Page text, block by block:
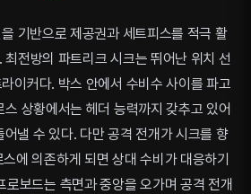
기반으로 제공권과 세트피스를 적극 활
전방의 파트리크 시크는 뛰어난 위치 선
이커다. 박스 안에서 수비수 사이를 파고
상황에서는 헤더 능력까지 갖추고 있어
낼 수 있다. 다만 공격 전개가 시크를 향
에 의존하게 되면 상대 수비가 대응하기
로보드는 측면과 중앙을 오가며 공격 전개